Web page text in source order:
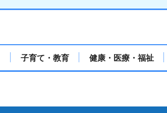
子育て・教育 健康・医療・福祉